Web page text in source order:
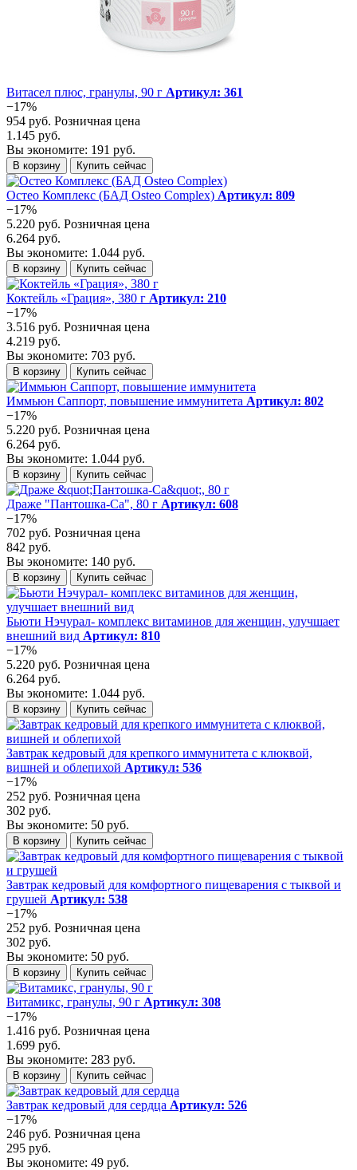
Витасел плюс, гранулы, 90 г Артикул: 361
−17%
954 руб. Розничная цена
1.145 руб.
Вы экономите: 191 руб.
В корзину Купить сейчас
Остео Комплекс (БАД Osteo Complex) Артикул: 809
−17%
5.220 руб. Розничная цена
6.264 руб.
Вы экономите: 1.044 руб.
В корзину Купить сейчас
Коктейль «Грация», 380 г Артикул: 210
−17%
3.516 руб. Розничная цена
4.219 руб.
Вы экономите: 703 руб.
В корзину Купить сейчас
Иммьюн Саппорт, повышение иммунитета Артикул: 802
−17%
5.220 руб. Розничная цена
6.264 руб.
Вы экономите: 1.044 руб.
В корзину Купить сейчас
Драже "Пантошка-Ca", 80 г Артикул: 608
−17%
702 руб. Розничная цена
842 руб.
Вы экономите: 140 руб.
В корзину Купить сейчас
Бьюти Нэчурал- комплекс витаминов для женщин, улучшает
внешний вид Артикул: 810
−17%
5.220 руб. Розничная цена
6.264 руб.
Вы экономите: 1.044 руб.
В корзину Купить сейчас
Завтрак кедровый для крепкого иммунитета с клюквой,
вишней и облепихой Артикул: 536
−17%
252 руб. Розничная цена
302 руб.
Вы экономите: 50 руб.
В корзину Купить сейчас
Завтрак кедровый для комфортного пищеварения с тыквой и
грушей Артикул: 538
−17%
252 руб. Розничная цена
302 руб.
Вы экономите: 50 руб.
В корзину Купить сейчас
Витамикс, гранулы, 90 г Артикул: 308
−17%
1.416 руб. Розничная цена
1.699 руб.
Вы экономите: 283 руб.
В корзину Купить сейчас
Завтрак кедровый для сердца Артикул: 526
−17%
246 руб. Розничная цена
295 руб.
Вы экономите: 49 руб.